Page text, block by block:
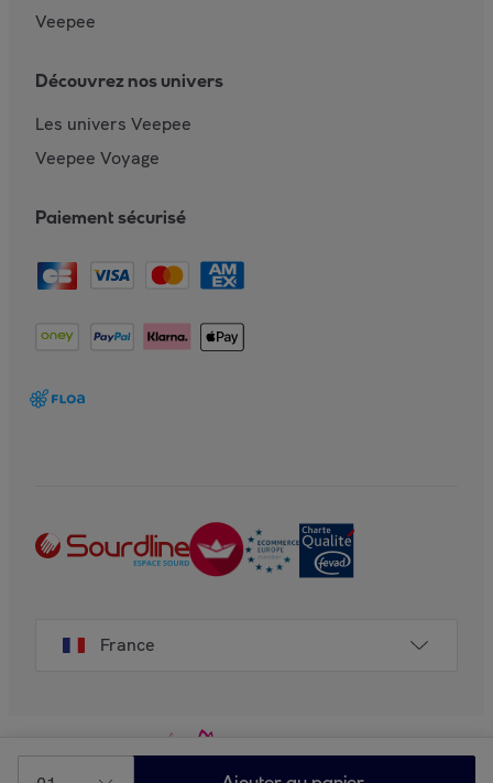
Veepee
Découvrez nos univers
Les univers Veepee
Veepee Voyage
Paiement sécurisé
France